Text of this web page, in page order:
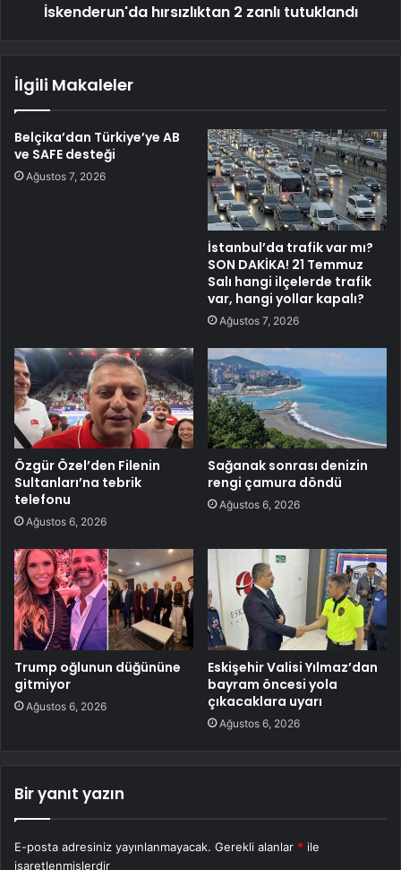
İskenderun'da hırsızlıktan 2 zanlı tutuklandı
İlgili Makaleler
Belçika’dan Türkiye’ye AB
ve SAFE desteği
Ağustos 7, 2026
İstanbul’da trafik var mı?
SON DAKİKA! 21 Temmuz
Salı hangi ilçelerde trafik
var, hangi yollar kapalı?
Ağustos 7, 2026
Özgür Özel’den Filenin
Sultanları’na tebrik
telefonu
Ağustos 6, 2026
Sağanak sonrası denizin
rengi çamura döndü
Ağustos 6, 2026
Trump oğlunun düğününe
gitmiyor
Ağustos 6, 2026
Eskişehir Valisi Yılmaz’dan
bayram öncesi yola
çıkacaklara uyarı
Ağustos 6, 2026
Bir yanıt yazın
E-posta adresiniz yayınlanmayacak. Gerekli alanlar * ile
işaretlenmişlerdir